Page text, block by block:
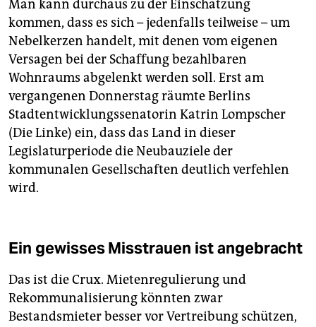
Man kann durchaus zu der Einschätzung
kommen, dass es sich – jedenfalls teilweise – um
Nebelkerzen handelt, mit denen vom eigenen
Versagen bei der Schaffung bezahlbaren
Wohnraums abgelenkt werden soll. Erst am
vergangenen Donnerstag räumte Berlins
Stadtentwicklungssenatorin Katrin Lompscher
(Die Linke) ein, dass das Land in dieser
Legislaturperiode die Neubauziele der
kommunalen Gesellschaften deutlich verfehlen
wird.
Ein gewisses Misstrauen ist angebracht
Das ist die Crux. Mietenregulierung und
Rekommunalisierung könnten zwar
Bestandsmieter besser vor Vertreibung schützen,